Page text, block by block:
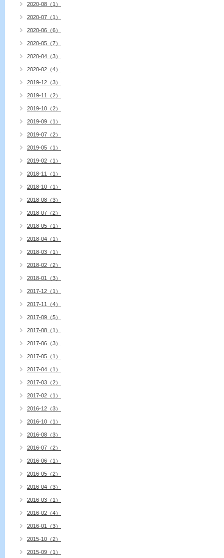
2020-08（1）
2020-07（1）
2020-06（6）
2020-05（7）
2020-04（3）
2020-02（4）
2019-12（3）
2019-11（2）
2019-10（2）
2019-09（1）
2019-07（2）
2019-05（1）
2019-02（1）
2018-11（1）
2018-10（1）
2018-08（3）
2018-07（2）
2018-05（1）
2018-04（1）
2018-03（1）
2018-02（2）
2018-01（3）
2017-12（1）
2017-11（4）
2017-09（5）
2017-08（1）
2017-06（3）
2017-05（1）
2017-04（1）
2017-03（2）
2017-02（1）
2016-12（3）
2016-10（1）
2016-08（3）
2016-07（2）
2016-06（1）
2016-05（2）
2016-04（3）
2016-03（1）
2016-02（4）
2016-01（3）
2015-10（2）
2015-09（1）